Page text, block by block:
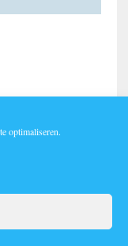
optimaliseren.